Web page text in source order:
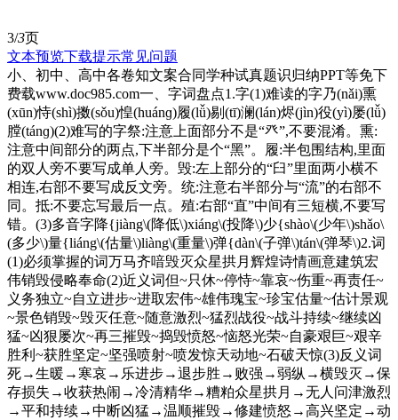
3/3页
文本预览下载提示常见问题
小、初中、高中各卷知文案合同学种试真题识归纳PPT等免下
费载www.doc985.com一、字词盘点1.字(1)难读的字乃(nǎi)熏
(xūn)恃(shì)擞(sǒu)惶(huánɡ)履(lǚ)剔(tī)澜(lán)烬(jìn)役(yì)屡(lǚ)
膛(tánɡ)(2)难写的字祭:注意上面部分不是“癶”,不要混淆。熏:
注意中间部分的两点,下半部分是个“黑”。履:半包围结构,里面
的双人旁不要写成单人旁。毁:左上部分的“臼”里面两小横不
相连,右部不要写成反文旁。统:注意右半部分与“流”的右部不
同。抵:不要忘写最后一点。殖:右部“直”中间有三短横,不要写
错。(3)多音字降{jiàng\(降低\)xiáng\(投降\)少{shào\(少年\)shǎo\
(多少\)量{liáng\(估量\)liàng\(重量\)弹{dàn\(子弹\)tán\(弹琴\)2.词
(1)必须掌握的词万马齐喑毁灭众星拱月辉煌诗情画意建筑宏
伟销毁侵略奉命(2)近义词但~只休~停恃~靠哀~伤重~再责任~
义务独立~自立进步~进取宏伟~雄伟瑰宝~珍宝估量~估计景观
~景色销毁~毁灭任意~随意激烈~猛烈战役~战斗持续~继续凶
猛~凶狠屡次~再三摧毁~捣毁愤怒~恼怒光荣~自豪艰巨~艰辛
胜利~获胜坚定~坚强喷射~喷发惊天动地~石破天惊(3)反义词
死→生暖→寒哀→乐进步→退步胜→败强→弱纵→横毁灭→保
存损失→收获热闹→冷清精华→糟粕众星拱月→无人问津激烈
→平和持续→中断凶猛→温顺摧毁→修建愤怒→高兴坚定→动